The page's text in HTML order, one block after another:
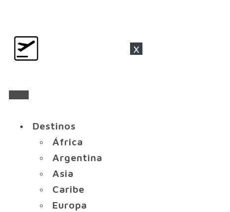
x
Destinos
África
Argentina
Asia
Caribe
Europa